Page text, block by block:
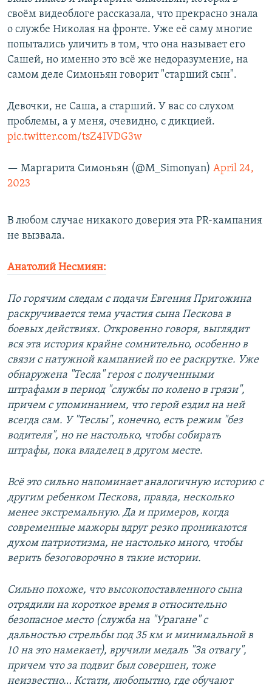
своём видеоблоге рассказала, что прекрасно знала
о службе Николая на фронте. Уже её саму многие
попытались уличить в том, что она называет его
Сашей, но именно это всё же недоразумение, на
самом деле Симоньян говорит "старший сын".
Девочки, не Саша, а старший. У вас со слухом
проблемы, а у меня, очевидно, с дикцией.
pic.twitter.com/tsZ4IVDG3w
— Маргарита Симоньян (@M_Simonyan) April 24,
2023
В любом случае никакого доверия эта PR-кампания
не вызвала.
Анатолий Несмиян:
По горячим следам с подачи Евгения Пригожина
раскручивается тема участия сына Пескова в
боевых действиях. Откровенно говоря, выглядит
вся эта история крайне сомнительно, особенно в
связи с натужной кампанией по ее раскрутке. Уже
обнаружена "Тесла" героя с полученными
штрафами в период "службы по колено в грязи",
причем с упоминанием, что герой ездил на ней
всегда сам. У "Теслы", конечно, есть режим "без
водителя", но не настолько, чтобы собирать
штрафы, пока владелец в другом месте.
Всё это сильно напоминает аналогичную историю с
другим ребенком Пескова, правда, несколько
менее экстремальную. Да и примеров, когда
современные мажоры вдруг резко проникаются
духом патриотизма, не настолько много, чтобы
верить безоговорочно в такие истории.
Сильно похоже, что высокопоставленного сына
отрядили на короткое время в относительно
безопасное место (служба на "Урагане" с
дальностью стрельбы под 35 км и минимальной в
10 на это намекает), вручили медаль "За отвагу",
причем что за подвиг был совершен, тоже
неизвестно… Кстати, любопытно, где обучают